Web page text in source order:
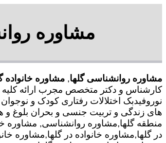
مشاوره
مشاوره روانشناسی گلها, مشاوره خانواده
کارشناس و دکتر متخصص مجرب ارائه کلیه
نوروفیدبک اختلالات رفتاری کودک و
های زندگی و تربیت جنسی و بحران بلوغ و
منطقه گلها,مشاوره روانشناسی, مشاوره
در گلها,مشاوره خانواده در گلها,مشاوره